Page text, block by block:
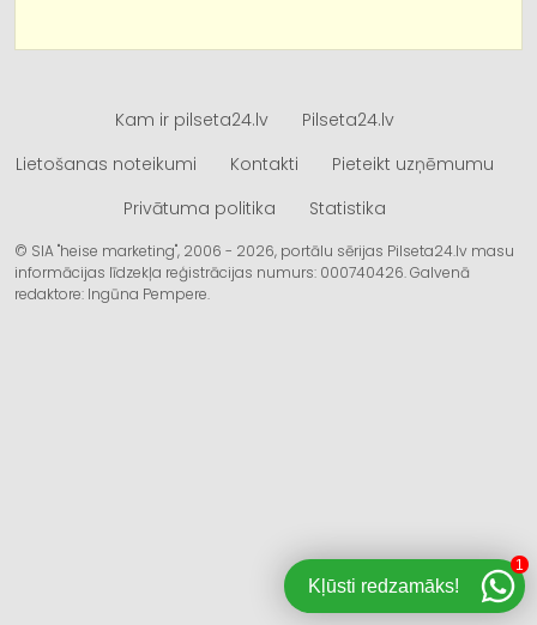
Kam ir pilseta24.lv
Pilseta24.lv
Lietošanas noteikumi
Kontakti
Pieteikt uzņēmumu
Privātuma politika
Statistika
© SIA "heise marketing", 2006 - 2026, portālu sērijas Pilseta24.lv masu
informācijas līdzekļa reģistrācijas numurs: 000740426. Galvenā
redaktore: Ingūna Pempere.
Kļūsti redzamāks!
1